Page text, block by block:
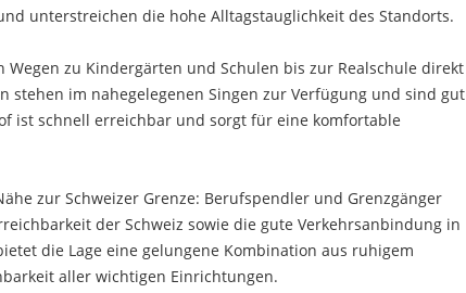
unterstreichen die hohe Alltagstauglichkeit des Standorts.
Wegen zu Kindergärten und Schulen bis zur Realschule direkt
stehen im nahegelegenen Singen zur Verfügung und sind gut
ist schnell erreichbar und sorgt für eine komfortable
zur Schweizer Grenze: Berufspendler und Grenzgänger
der Schweiz sowie die gute Verkehrsanbindung in
die Lage eine gelungene Kombination aus ruhigem
aller wichtigen Einrichtungen.